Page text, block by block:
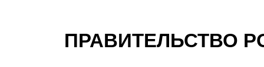
ПРАВИТЕЛЬСТВО